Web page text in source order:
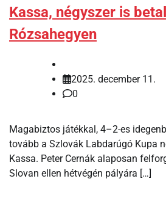
Kassa, négyszer is
Rózsahegyen
2025. december 11.
0
Magabiztos játékkal, 4–2-es
tovább a Szlovák Labdarúgó Kupa
Kassa. Peter Cernák alaposan
Slovan ellen hétvégén pályára […]